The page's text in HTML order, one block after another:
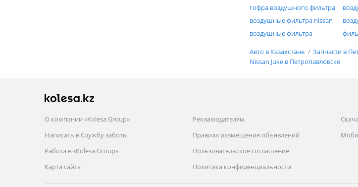
гофра воздушного фильтра
воздушные фильтра nissan
воздушные фильтра
Авто в Казахстане Запчасти в
Nissan Juke в Петропавловске
О компании «Kolesa Group»
Написать в Службу заботы
Работа в «Kolesa Group»
Карта сайта
Рекламодателям
Правила размещения объявлений
Пользовательское соглашение
Политика конфиденциальности